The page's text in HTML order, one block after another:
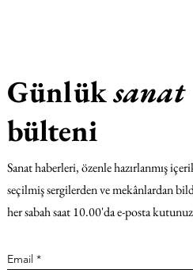
Günlüksanat
bülteni
Sanat haberleri, özenle hazırlanmış
seçilmiş sergilerden ve mekânlardan
her sabah saat 10.00'da e-posta
Email